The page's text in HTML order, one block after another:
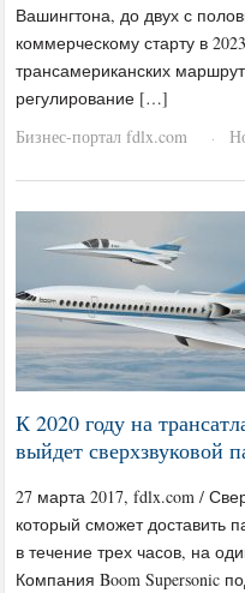
Вашингтона, до двух с
коммерческому старту в
трансамериканских
регулирование […]
Бизнес-портал fdlx.com
·
К 2020 году на
выйдет сверхзвуковой
27 марта 2017, fdlx.com /
который сможет доставить
в течение трех часов, на
Компания Boom Supersonic